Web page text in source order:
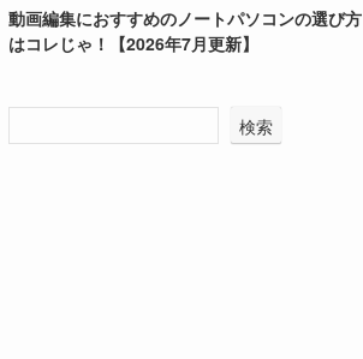
動画編集におすすめのノートパソコンの選び方
はコレじゃ！【2026年7月更新】
検索